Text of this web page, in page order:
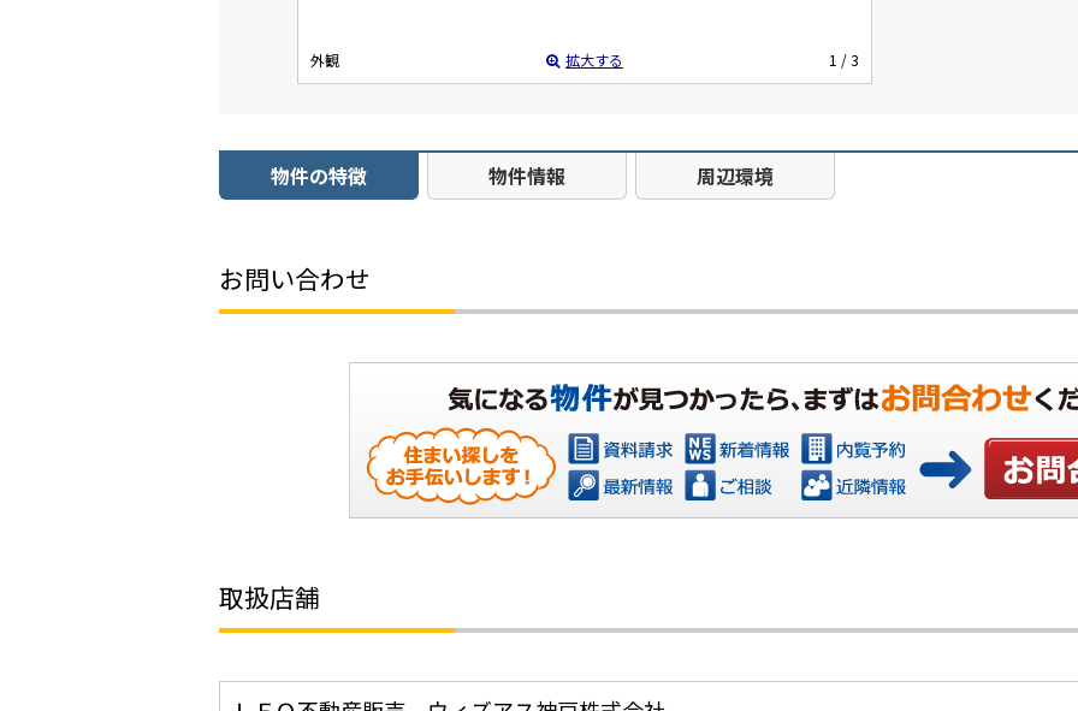
外観 拡大する 1 / 3
物件の特徴 物件情報 周辺環境
お問い合わせ
お問い合
取扱店舗